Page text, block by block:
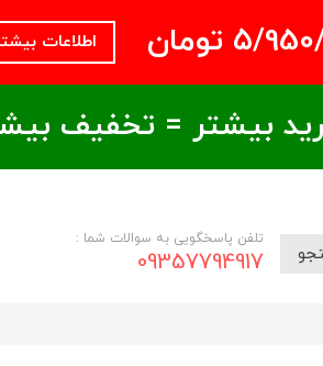
اطلاعات
تلفن پاسخگویی به سوالات شما :
09357794917